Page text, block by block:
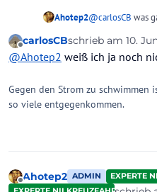
Ahotep2@carlosCB was
Offline
carlosCBschrieb am 10.
zuletzt editiert
@Ahotep2 weiß ich ja noch
Gegen den Strom zu schwimmen
so viele entgegenkommen.
Offline
Ahotep2 ADMIN
EXPERTE